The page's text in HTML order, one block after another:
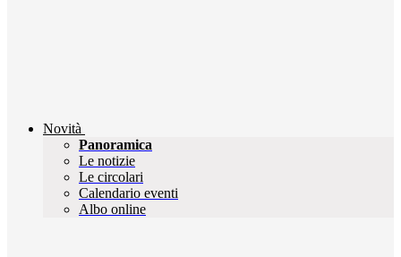
Novità
Panoramica
Le notizie
Le circolari
Calendario eventi
Albo online